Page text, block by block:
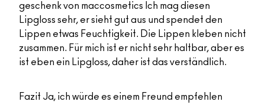
geschenk von maccosmetics Ich mag diesen
Lipgloss sehr, er sieht gut aus und spendet den
Lippen etwas Feuchtigkeit. Die Lippen kleben nicht
zusammen. Für mich ist er nicht sehr haltbar, aber es
ist eben ein Lipgloss, daher ist das verständlich.
Fazit Ja, ich würde es einem Freund empfehlen